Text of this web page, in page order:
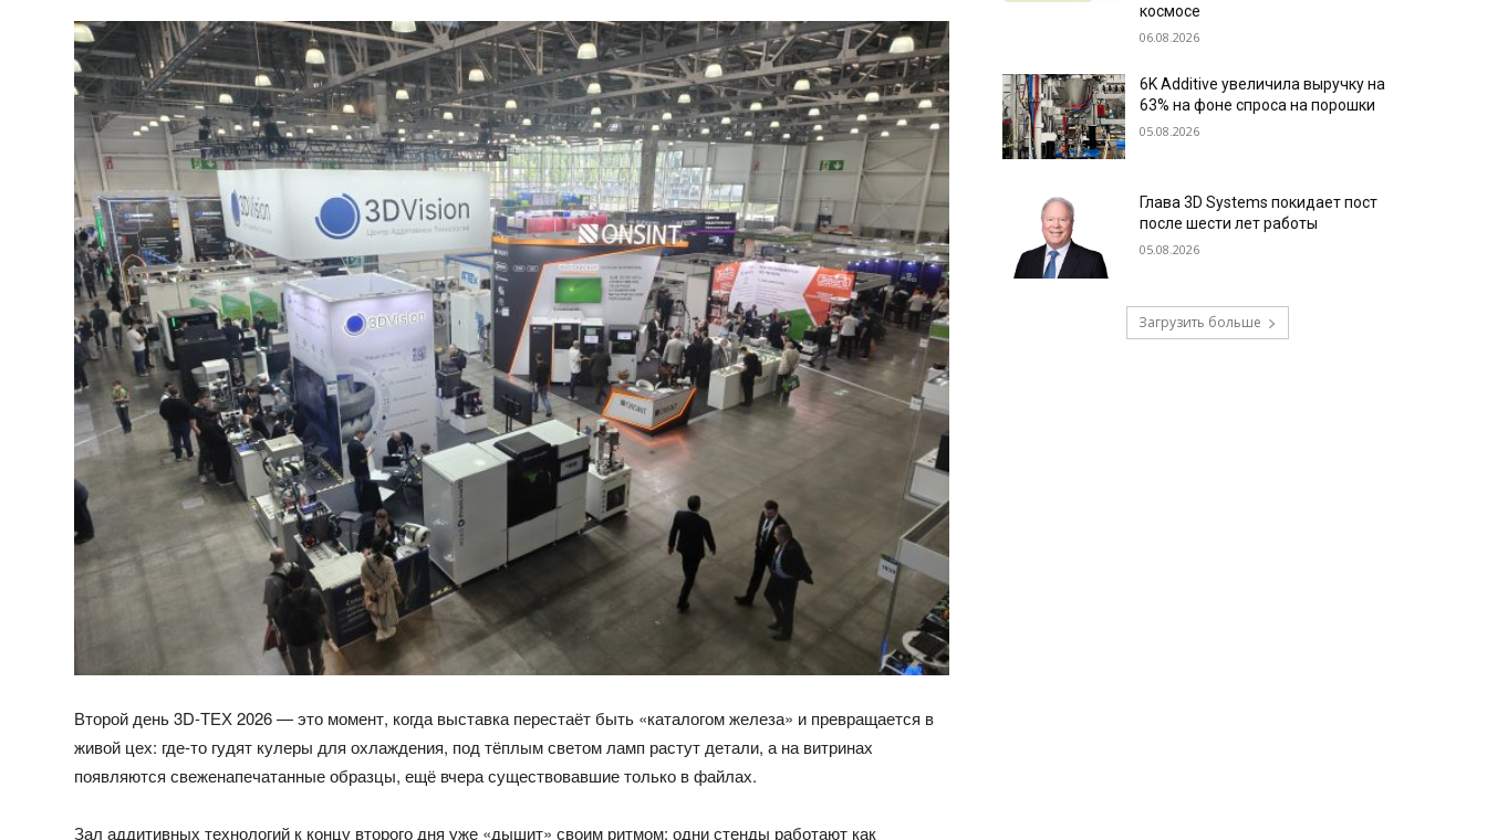
Второй день 3D-ТЕХ 2026 — это момент, когда выставка перестаёт быть «каталогом железа» и превращается в
живой цех: где‑то гудят кулеры для охлаждения, под тёплым светом ламп растут детали, а на витринах
появляются свеженапечатанные образцы, ещё вчера существовавшие только в файлах.
Зал аддитивных технологий к концу второго дня уже «дышит» своим ритмом: одни стенды работают как
космосе
06.08.2026
6K Additive увеличила выручку на
63% на фоне спроса на порошки
05.08.2026
Глава 3D Systems покидает пост
после шести лет работы
05.08.2026
Загрузить больше